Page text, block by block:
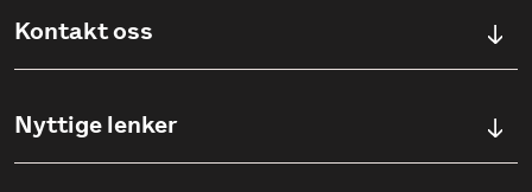
Kontakt oss
Ullevålsveien 76, 0454 OSLO
Nyttige lenker